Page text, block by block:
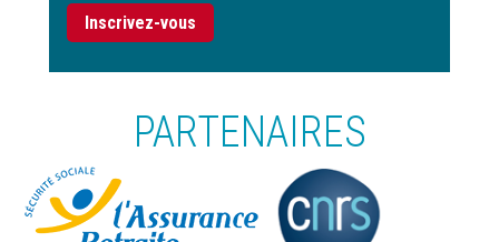
Inscrivez-vous
PARTENAIRES